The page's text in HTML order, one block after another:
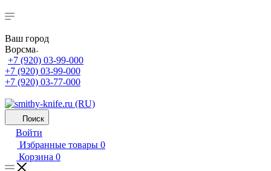
Ваш город
Ворсма
+7 (920) 03-99-000
+7 (920) 03-99-000
+7 (920) 03-77-000
Поиск
Войти
Избранные товары 0
Корзина 0